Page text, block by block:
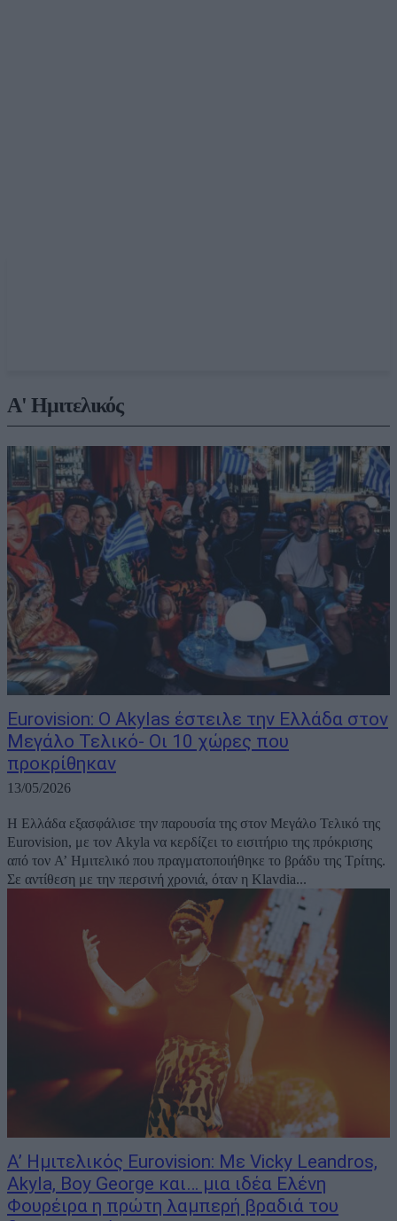
Α' Ημιτελικός
Eurovision: Ο Akylas έστειλε την Ελλάδα στον
Μεγάλο Τελικό- Οι 10 χώρες που
προκρίθηκαν
13/05/2026
Η Ελλάδα εξασφάλισε την παρουσία της στον Μεγάλο Τελικό της
Eurovision, με τον Akyla να κερδίζει το εισιτήριο της πρόκρισης
από τον Α’ Ημιτελικό που πραγματοποιήθηκε το βράδυ της Τρίτης.
Σε αντίθεση με την περσινή χρονιά, όταν η Klavdia...
Α’ Ημιτελικός Eurovision: Με Vicky Leandros,
Akyla, Boy George και… μια ιδέα Ελένη
Φουρέιρα η πρώτη λαμπερή βραδιά του